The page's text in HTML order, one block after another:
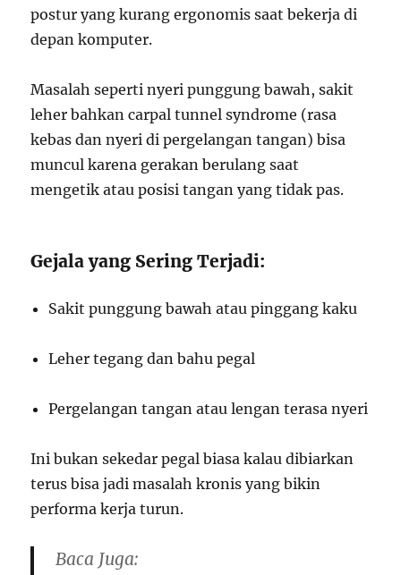
postur yang kurang ergonomis saat bekerja di
depan komputer.
Masalah seperti nyeri punggung bawah, sakit
leher bahkan carpal tunnel syndrome (rasa
kebas dan nyeri di pergelangan tangan) bisa
muncul karena gerakan berulang saat
mengetik atau posisi tangan yang tidak pas.
Gejala yang Sering Terjadi:
Sakit punggung bawah atau pinggang kaku
Leher tegang dan bahu pegal
Pergelangan tangan atau lengan terasa nyeri
Ini bukan sekedar pegal biasa kalau dibiarkan
terus bisa jadi masalah kronis yang bikin
performa kerja turun.
Baca Juga: